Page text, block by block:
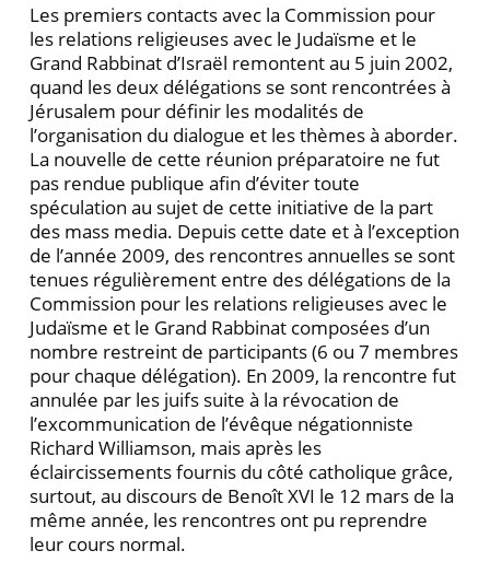
Les premiers contacts avec la Commission pour
les relations religieuses avec le Judaïsme et le
Grand Rabbinat d’Israël remontent au 5 juin 2002,
quand les deux délégations se sont rencontrées à
Jérusalem pour définir les modalités de
l’organisation du dialogue et les thèmes à aborder.
La nouvelle de cette réunion préparatoire ne fut
pas rendue publique afin d’éviter toute
spéculation au sujet de cette initiative de la part
des mass media. Depuis cette date et à l’exception
de l’année 2009, des rencontres annuelles se sont
tenues régulièrement entre des délégations de la
Commission pour les relations religieuses avec le
Judaïsme et le Grand Rabbinat composées d’un
nombre restreint de participants (6 ou 7 membres
pour chaque délégation). En 2009, la rencontre fut
annulée par les juifs suite à la révocation de
l’excommunication de l’évêque négationniste
Richard Williamson, mais après les
éclaircissements fournis du côté catholique grâce,
surtout, au discours de Benoît XVI le 12 mars de la
même année, les rencontres ont pu reprendre
leur cours normal.